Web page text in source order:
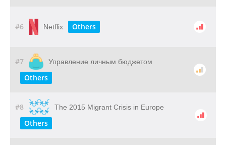
#6 Netflix Others
#7 Управление личным бюджетом
Others
#8 The 2015 Migrant Crisis in Europe
Others